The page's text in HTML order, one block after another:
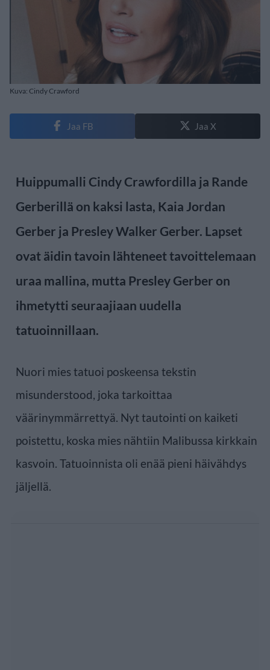
Kuva: Cindy Crawford
Jaa FB Jaa X
Huippumalli Cindy Crawfordilla ja Rande
Gerberillä on kaksi lasta, Kaia Jordan
Gerber ja Presley Walker Gerber. Lapset
ovat äidin tavoin lähteneet tavoittelemaan
uraa mallina, mutta Presley Gerber on
ihmetytti seuraajiaan uudella
tatuoinnillaan.
Nuori mies tatuoi poskeensa tekstin
misunderstood, joka tarkoittaa
väärinymmärrettyä. Nyt tautointi on kaiketi
poistettu, koska mies nähtiin Malibussa kirkkain
kasvoin. Tatuoinnista oli enää pieni häivähdys
jäljellä.